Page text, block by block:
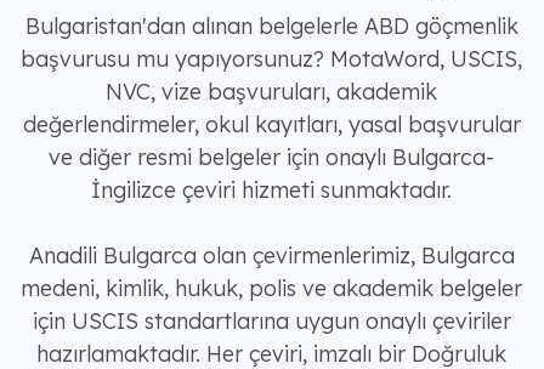
Bulgaristan'dan alınan belgelerle ABD göçmenlik
başvurusu mu yapıyorsunuz? MotaWord, USCIS,
NVC, vize başvuruları, akademik
değerlendirmeler, okul kayıtları, yasal başvurular
ve diğer resmi belgeler için onaylı Bulgarca-
İngilizce çeviri hizmeti sunmaktadır.
Anadili Bulgarca olan çevirmenlerimiz, Bulgarca
medeni, kimlik, hukuk, polis ve akademik belgeler
için USCIS standartlarına uygun onaylı çeviriler
hazırlamaktadır. Her çeviri, imzalı bir Doğruluk